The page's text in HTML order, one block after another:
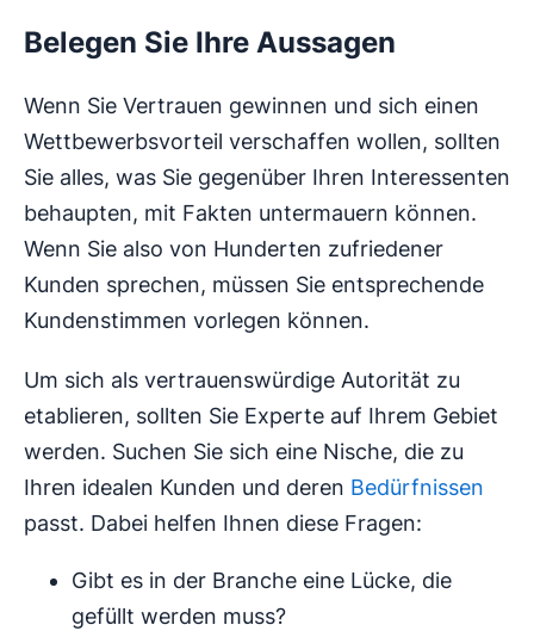
Belegen Sie Ihre Aussagen
Wenn Sie Vertrauen gewinnen und sich einen
Wettbewerbsvorteil verschaffen wollen, sollten
Sie alles, was Sie gegenüber Ihren Interessenten
behaupten, mit Fakten untermauern können.
Wenn Sie also von Hunderten zufriedener
Kunden sprechen, müssen Sie entsprechende
Kundenstimmen vorlegen können.
Um sich als vertrauenswürdige Autorität zu
etablieren, sollten Sie Experte auf Ihrem Gebiet
werden. Suchen Sie sich eine Nische, die zu
Ihren idealen Kunden und deren Bedürfnissen
passt. Dabei helfen Ihnen diese Fragen:
Gibt es in der Branche eine Lücke, die
gefüllt werden muss?